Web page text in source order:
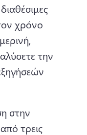
χρόνο
την
στην
τρεις